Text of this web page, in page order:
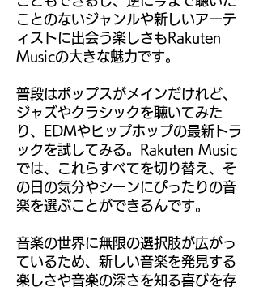
ことのないジャンルや新しいアーテ
ィストに出会う楽しさもRakuten
Musicの大きな魅力です。
普段はポップスがメインだけれど、
ジャズやクラシックを聴いてみた
り、EDMやヒップホップの最新トラ
ックを試してみる。Rakuten Music
では、これらすべてを切り替え、そ
の日の気分やシーンにぴったりの音
楽を選ぶことができるんです。
音楽の世界に無限の選択肢が広がっ
ているため、新しい音楽を発見する
楽しさや音楽の深さを知る喜びを存